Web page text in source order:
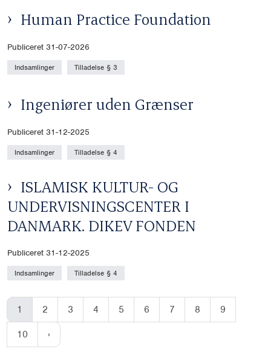
Human Practice Foundation
Publiceret 31-07-2026
Indsamlinger Tilladelse § 3
Ingeniører uden Grænser
Publiceret 31-12-2025
Indsamlinger Tilladelse § 4
ISLAMISK KULTUR- OG
UNDERVISNINGSCENTER I
DANMARK. DIKEV FONDEN
Publiceret 31-12-2025
Indsamlinger Tilladelse § 4
1 2 3 4 5 6 7 8 9
10